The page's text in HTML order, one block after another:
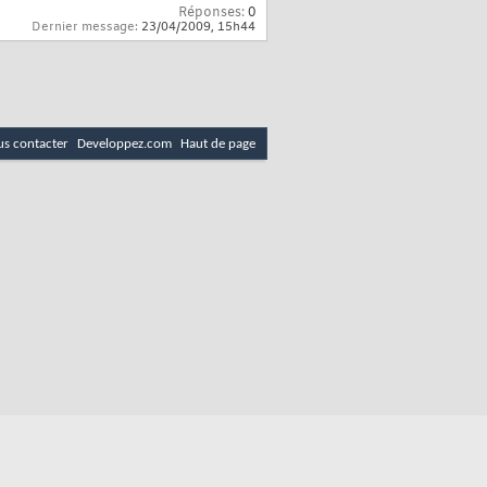
Réponses:0
Dernier message: 23/04/2009, 15h44
contacter Developpez.com Haut de page